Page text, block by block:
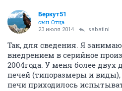
Беркут51
сын Отца
23 июля 2014 sabatini
Так, для сведения. Я
внедрением в серийное
2004года. У меня более двух
печей (типоразмеры и виды),
печи приходилось